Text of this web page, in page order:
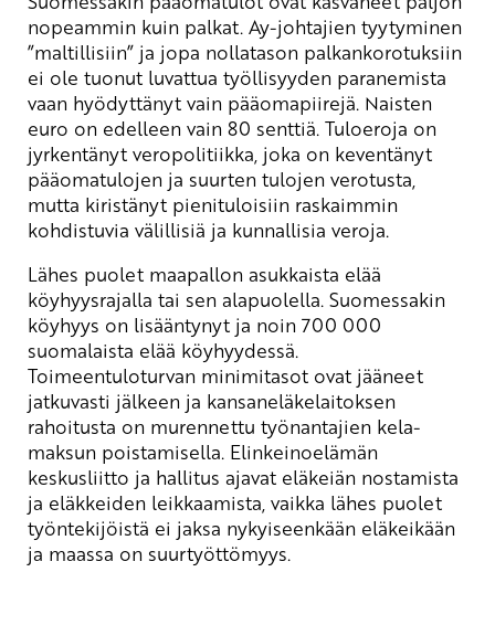
nopeammin kuin palkat. Ay-johtajien tyytyminen
”maltillisiin” ja jopa nollatason palkankorotuksiin
ei ole tuonut luvattua työllisyyden paranemista
vaan hyödyttänyt vain pääomapiirejä. Naisten
euro on edelleen vain 80 senttiä. Tuloeroja on
jyrkentänyt veropolitiikka, joka on keventänyt
pääomatulojen ja suurten tulojen verotusta,
mutta kiristänyt pienituloisiin raskaimmin
kohdistuvia välillisiä ja kunnallisia veroja.
Lähes puolet maapallon asukkaista elää
köyhyysrajalla tai sen alapuolella. Suomessakin
köyhyys on lisääntynyt ja noin 700 000
suomalaista elää köyhyydessä.
Toimeentuloturvan minimitasot ovat jääneet
jatkuvasti jälkeen ja kansaneläkelaitoksen
rahoitusta on murennettu työnantajien kela-
maksun poistamisella. Elinkeinoelämän
keskusliitto ja hallitus ajavat eläkeiän nostamista
ja eläkkeiden leikkaamista, vaikka lähes puolet
työntekijöistä ei jaksa nykyiseenkään eläkeikään
ja maassa on suurtyöttömyys.